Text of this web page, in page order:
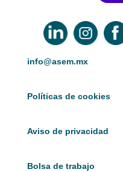
info@asem.mx
Políticas de cookies
Aviso de privacidad
Bolsa de trabajo